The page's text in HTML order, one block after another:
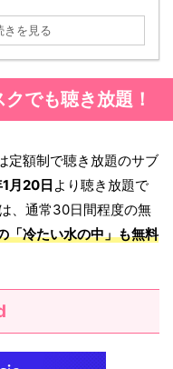
きを見る
でも聴き放題！
定額制で聴き放題のサブ
月20日 より聴き放題で
、通常30日間程度の無
「冷たい水の中」も無料